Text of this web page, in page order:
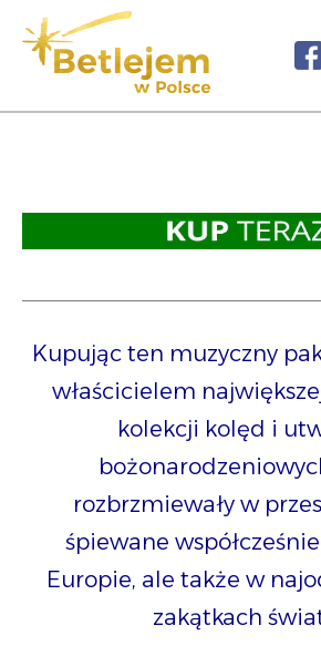
Kupując ten muzyczny
właścicielem
kolekcji kolęd i
rozbrzmiewały w
śpiewane
Europie, ale także w
zakątkach